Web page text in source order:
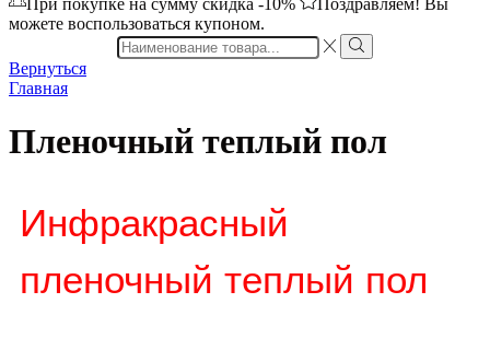
При покупке на сумму скидка -10%
Поздравляем! Вы
можете воспользоваться купоном.
Search
input
Вернуться
Главная
Пленочный теплый пол
Инфракрасный
пленочный теплый пол